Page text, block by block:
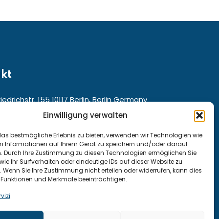
Einwilligung verwalten
bestmögliche Erlebnis zu bieten, verwenden wir Technologien wie
Informationen auf Ihrem Gerät zu speichern und/oder darauf
Durch Ihre Zustimmung zu diesen Technologien ermöglichen Sie
Ihr Surfverhalten oder eindeutige IDs auf dieser Website zu
Wenn Sie Ihre Zustimmung nicht erteilen oder widerrufen, kann dies
und Merkmale beeinträchtigen.
155 10117 Berlin, Berlin Germany
den Kundenservice aus ganz:
und Österreich: +49 15222307947
794290815